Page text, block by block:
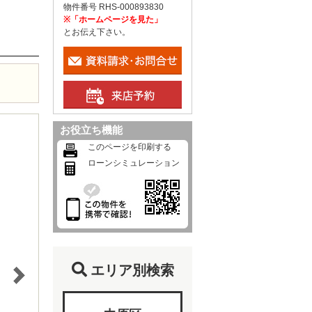
物件番号 RHS-000893830
※「ホームページを見た」
とお伝え下さい。
お役立ち機能
このページを印刷する
ローンシミュレーション
エリア別検索